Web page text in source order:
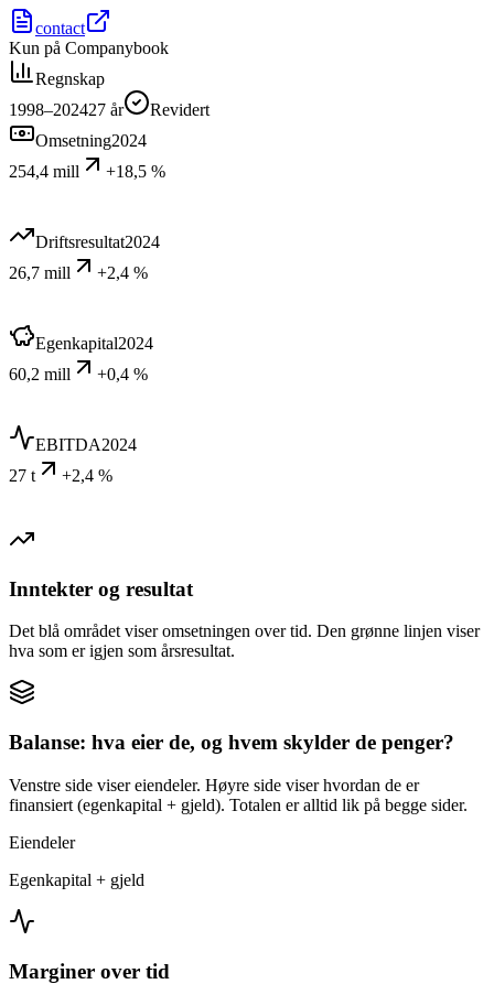
contact
Kun på Companybook
Regnskap
1998–202427 år
Revidert
Omsetning2024
254,4 mill
+18,5 %
Driftsresultat2024
26,7 mill
+2,4 %
Egenkapital2024
60,2 mill
+0,4 %
EBITDA2024
27 t
+2,4 %
Inntekter og resultat
Det blå området viser omsetningen over tid. Den grønne linjen viser
hva som er igjen som årsresultat.
Balanse: hva eier de, og hvem skylder de penger?
Venstre side viser eiendeler. Høyre side viser hvordan de er
finansiert (egenkapital + gjeld). Totalen er alltid lik på begge sider.
Eiendeler
Egenkapital + gjeld
Marginer over tid